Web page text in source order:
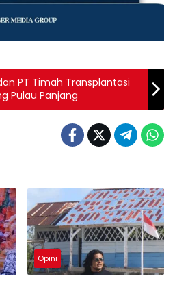
PT Timah Transplantasi
Pulau Panjang
Opini